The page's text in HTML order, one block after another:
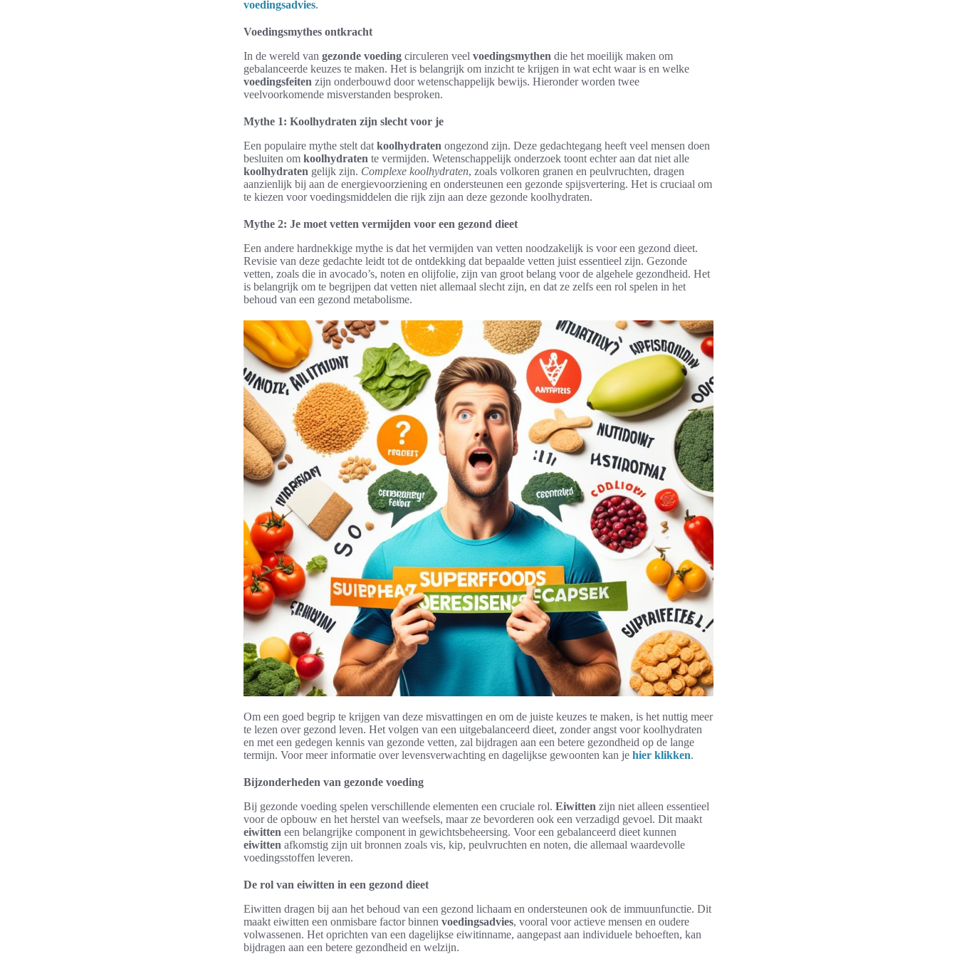
voedingsadvies.
Voedingsmythes ontkracht
In de wereld van gezonde voeding circuleren veel voedingsmythen die het moeilijk maken om
gebalanceerde keuzes te maken. Het is belangrijk om inzicht te krijgen in wat echt waar is en welke
voedingsfeiten zijn onderbouwd door wetenschappelijk bewijs. Hieronder worden twee
veelvoorkomende misverstanden besproken.
Mythe 1: Koolhydraten zijn slecht voor je
Een populaire mythe stelt dat koolhydraten ongezond zijn. Deze gedachtegang heeft veel mensen doen
besluiten om koolhydraten te vermijden. Wetenschappelijk onderzoek toont echter aan dat niet alle
koolhydraten gelijk zijn. Complexe koolhydraten, zoals volkoren granen en peulvruchten, dragen
aanzienlijk bij aan de energievoorziening en ondersteunen een gezonde spijsvertering. Het is cruciaal om
te kiezen voor voedingsmiddelen die rijk zijn aan deze gezonde koolhydraten.
Mythe 2: Je moet vetten vermijden voor een gezond dieet
Een andere hardnekkige mythe is dat het vermijden van vetten noodzakelijk is voor een gezond dieet.
Revisie van deze gedachte leidt tot de ontdekking dat bepaalde vetten juist essentieel zijn. Gezonde
vetten, zoals die in avocado’s, noten en olijfolie, zijn van groot belang voor de algehele gezondheid. Het
is belangrijk om te begrijpen dat vetten niet allemaal slecht zijn, en dat ze zelfs een rol spelen in het
behoud van een gezond metabolisme.
Om een goed begrip te krijgen van deze misvattingen en om de juiste keuzes te maken, is het nuttig meer
te lezen over gezond leven. Het volgen van een uitgebalanceerd dieet, zonder angst voor koolhydraten
en met een gedegen kennis van gezonde vetten, zal bijdragen aan een betere gezondheid op de lange
termijn. Voor meer informatie over levensverwachting en dagelijkse gewoonten kan je hier klikken.
Bijzonderheden van gezonde voeding
Bij gezonde voeding spelen verschillende elementen een cruciale rol. Eiwitten zijn niet alleen essentieel
voor de opbouw en het herstel van weefsels, maar ze bevorderen ook een verzadigd gevoel. Dit maakt
eiwitten een belangrijke component in gewichtsbeheersing. Voor een gebalanceerd dieet kunnen
eiwitten afkomstig zijn uit bronnen zoals vis, kip, peulvruchten en noten, die allemaal waardevolle
voedingsstoffen leveren.
De rol van eiwitten in een gezond dieet
Eiwitten dragen bij aan het behoud van een gezond lichaam en ondersteunen ook de immuunfunctie. Dit
maakt eiwitten een onmisbare factor binnen voedingsadvies, vooral voor actieve mensen en oudere
volwassenen. Het oprichten van een dagelijkse eiwitinname, aangepast aan individuele behoeften, kan
bijdragen aan een betere gezondheid en welzijn.